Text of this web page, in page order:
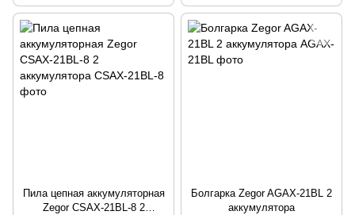
Пила цепная аккумуляторная
Zegor CSAX-21BL-8 2
Болгарка Zegor AGAX-21BL 2
аккумулятора